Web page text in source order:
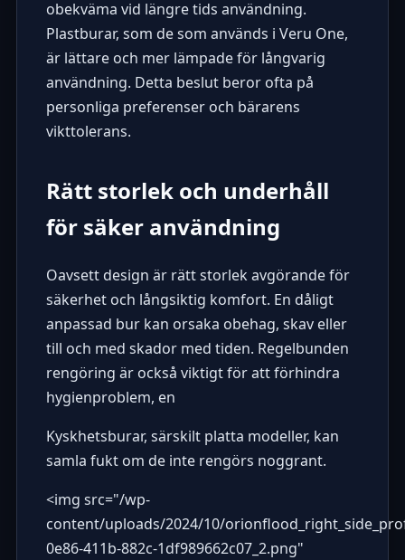
obekväma vid längre tids användning.
Plastburar, som de som används i Veru One,
är lättare och mer lämpade för långvarig
användning. Detta beslut beror ofta på
personliga preferenser och bärarens
vikttolerans.
Rätt storlek och underhåll
för säker användning
Oavsett design är rätt storlek avgörande för
säkerhet och långsiktig komfort. En dåligt
anpassad bur kan orsaka obehag, skav eller
till och med skador med tiden. Regelbunden
rengöring är också viktigt för att förhindra
hygienproblem, en
Kyskhetsburar, särskilt platta modeller, kan
samla fukt om de inte rengörs noggrant.
<img src="/wp-
content/uploads/2024/10/
0e86-411b-882c-1df989662c07_2.png"